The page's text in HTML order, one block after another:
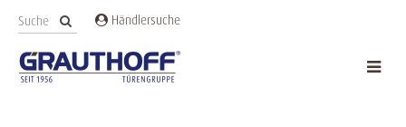
Händlersuche